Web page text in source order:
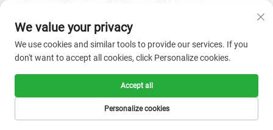
A: 私たちは工場であり、従業員は400人以上います。
Q2: あなたの工場はどこにありますか？
本社は中国浙江
省温州市龍港市に位置しています。2018年にベトナムに支店を設
立し、現地従業員が100人以上います。
Q3: あなたの製品の素材は何ですか
A: 素材は不織布、PP編み、RPETラミネート生地、綿、キャンバ
ス、ナイロン、フィルム光沢／マットラミネーションなどです。
We value your privacy
We use cookies and similar tools to provide our services. If you
don't want to accept all cookies, click Personalize cookies.
Personalize cookies
Accept all